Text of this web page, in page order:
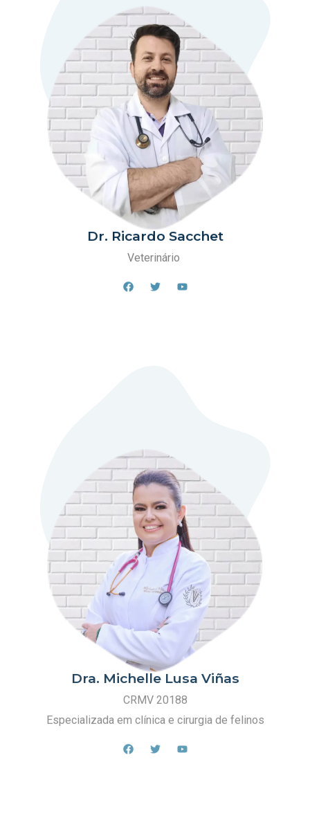
Dr. Ricardo Sacchet
Veterinário
Dra. Michelle Lusa Viñas
CRMV 20188
Especializada em clínica e cirurgia de felinos